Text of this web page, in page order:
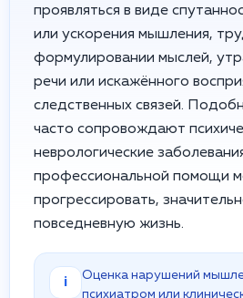
проявляться в виде
или ускорения мышления,
формулировании мыслей,
речи или искажённого
следственных связей.
часто сопровождают
неврологические
профессиональной помощи
прогрессировать,
повседневную жизнь.
i
Оценка нарушений
психиатром или